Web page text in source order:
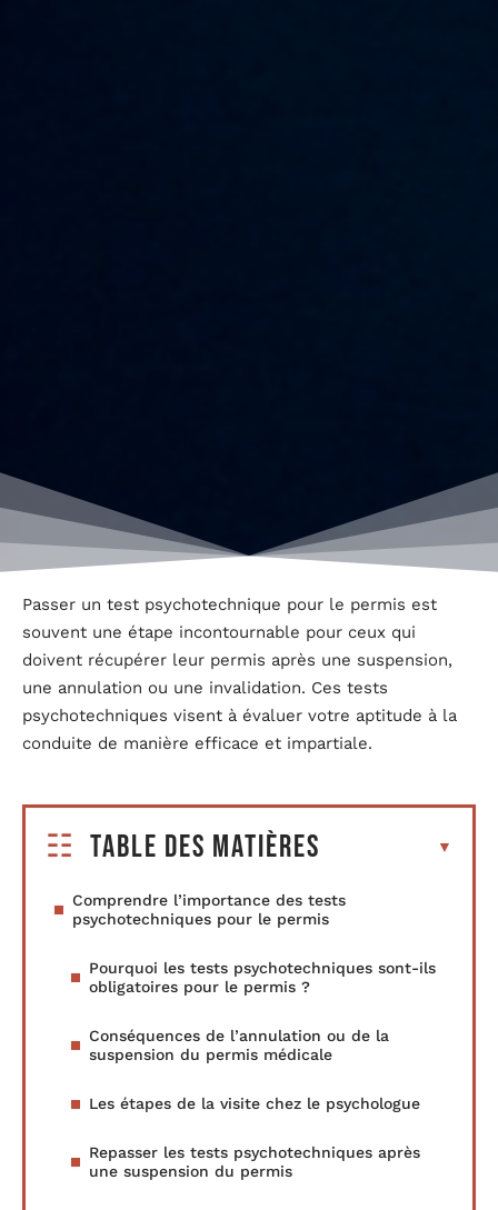
Passer un test psychotechnique pour le permis est
souvent une étape incontournable pour ceux qui
doivent récupérer leur permis après une suspension,
une annulation ou une invalidation. Ces tests
psychotechniques visent à évaluer votre aptitude à la
conduite de manière efficace et impartiale.
Table des matières
Comprendre l’importance des tests
psychotechniques pour le permis
Pourquoi les tests psychotechniques sont-ils
obligatoires pour le permis ?
Conséquences de l’annulation ou de la
suspension du permis médicale
Les étapes de la visite chez le psychologue
Repasser les tests psychotechniques après
une suspension du permis